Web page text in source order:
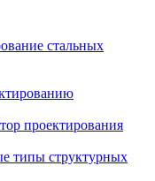
стальных
проектирования
типы структурных